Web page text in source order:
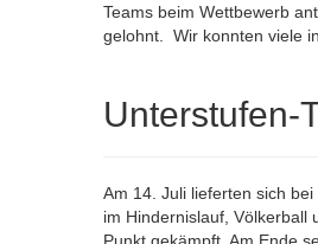
Teams beim Wettbewerb
gelohnt. Wir konnten viele
Unterstufen-
Am 14. Juli lieferten sich
im Hindernislauf, Völkerball